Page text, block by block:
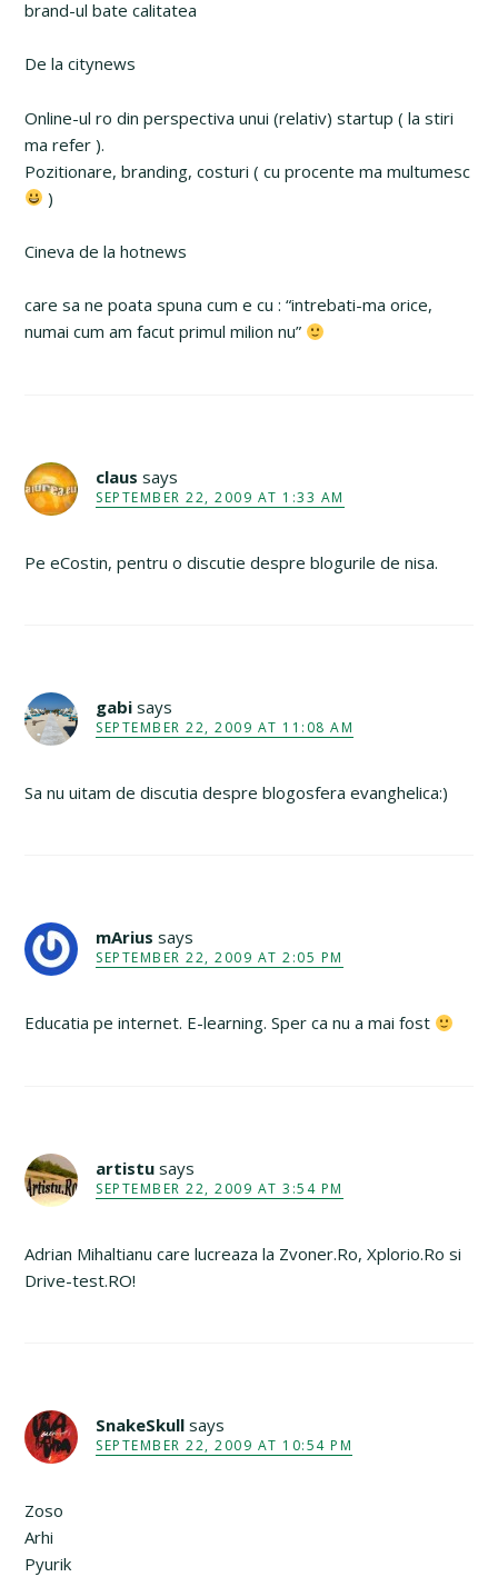
brand-ul bate calitatea
De la citynews
Online-ul ro din perspectiva unui (relativ) startup ( la stiri
ma refer ).
Pozitionare, branding, costuri ( cu procente ma multumesc
)
Cineva de la hotnews
care sa ne poata spuna cum e cu : “intrebati-ma orice,
numai cum am facut primul milion nu”
claus says
SEPTEMBER 22, 2009 AT 1:33 AM
Pe eCostin, pentru o discutie despre blogurile de nisa.
gabi says
SEPTEMBER 22, 2009 AT 11:08 AM
Sa nu uitam de discutia despre blogosfera evanghelica:)
mArius says
SEPTEMBER 22, 2009 AT 2:05 PM
Educatia pe internet. E-learning. Sper ca nu a mai fost
artistu says
SEPTEMBER 22, 2009 AT 3:54 PM
Adrian Mihaltianu care lucreaza la Zvoner.Ro, Xplorio.Ro si
Drive-test.RO!
SnakeSkull says
SEPTEMBER 22, 2009 AT 10:54 PM
Zoso
Arhi
Pyurik